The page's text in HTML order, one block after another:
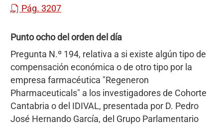
Pág. 3207
Punto ocho del orden del día
Pregunta N.º 194, relativa a si existe algún tipo de
compensación económica o de otro tipo por la
empresa farmacéutica "Regeneron
Pharmaceuticals" a los investigadores de Cohorte
Cantabria o del IDIVAL, presentada por D. Pedro
José Hernando García, del Grupo Parlamentario